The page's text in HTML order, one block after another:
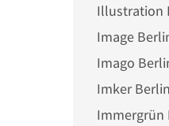
Illustration
Image
Imago
Imker Berlin
Immergrün